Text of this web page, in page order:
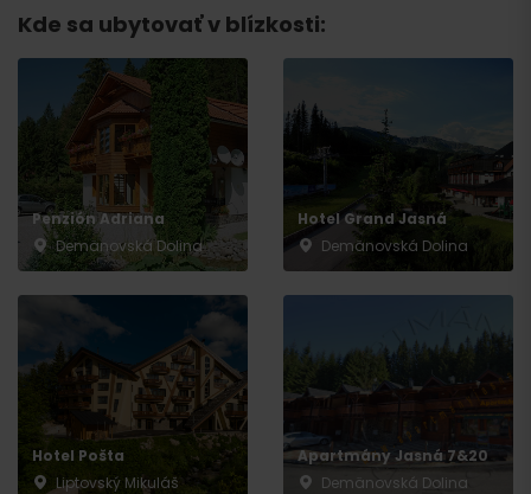
Kde sa ubytovať v blízkosti:
Penzión Adriana
Demänovská Dolina
Hotel Grand Jasná
Demänovská Dolina
Hotel Pošta
Liptovský Mikuláš
Apartmány Jasná 7&20
Demänovská Dolina